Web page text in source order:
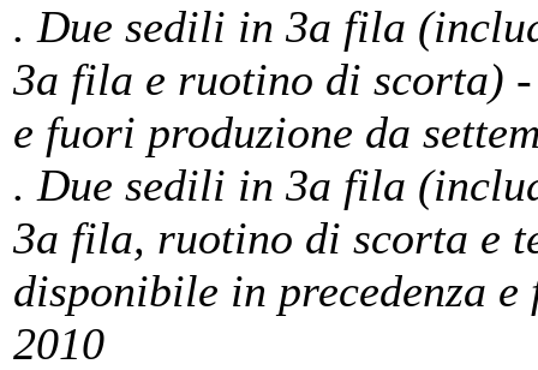
. Due sedili in 3a fila
3a fila e ruotino di scorta)
e fuori produzione da
. Due sedili in 3a fila
3a fila, ruotino di scorta e
disponibile in precedenza
2010